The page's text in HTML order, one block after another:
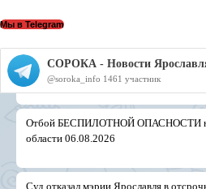
Мы в Telegram